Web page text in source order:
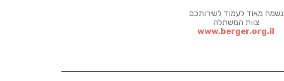
נשמח מאוד לעמוד לשירותכם
צוות המשתלה
www.berger.org.il